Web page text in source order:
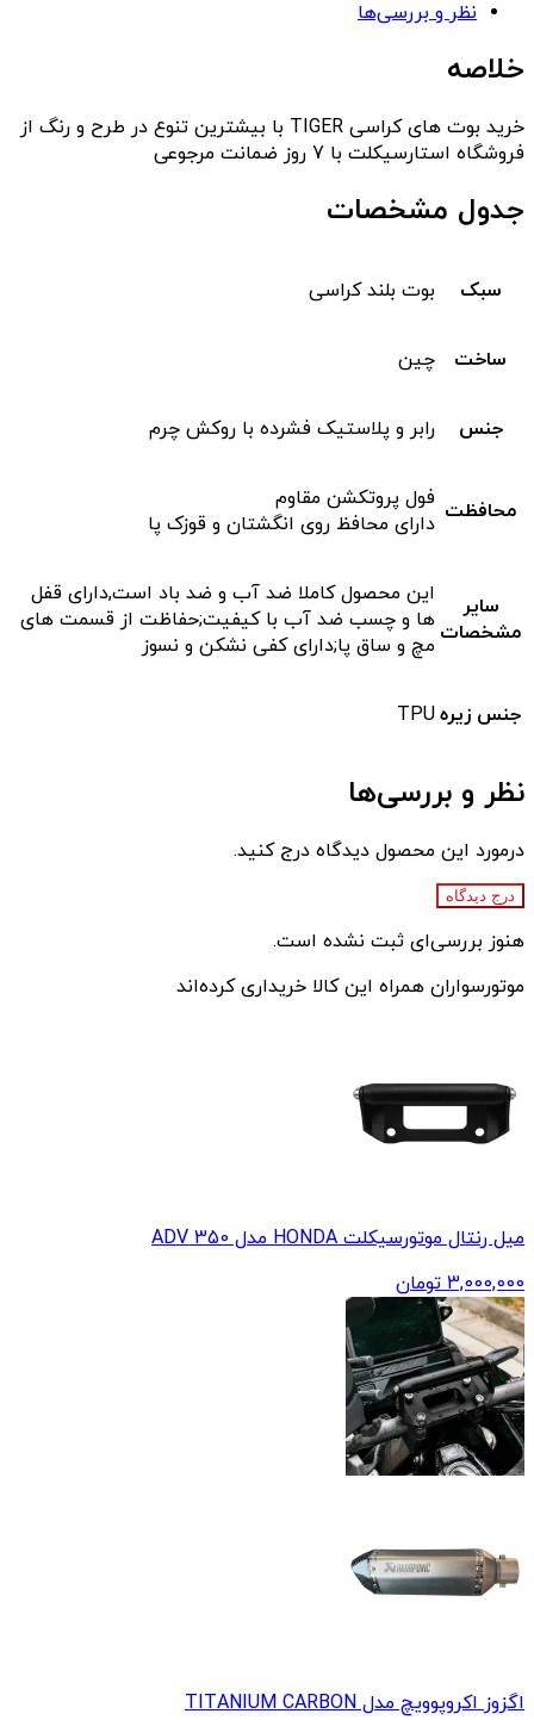
نظر و بررسی‌ها
خلاصه
خرید بوت های کراسی TIGER با بیشترین تنوع در طرح و رنگ از
فروشگاه استارسیکلت با 7 روز ضمانت مرجوعی
جدول مشخصات
سبک بوت بلند کراسی
ساخت چین
جنس رابر و پلاستیک فشرده با روکش چرم
محافظت فول پروتکشن مقاوم
دارای محافظ روی انگشتان و قوزک پا
سایر
مشخصات
این محصول کاملا ضد آب و ضد باد است,دارای قفل
ها و چسب ضد آب با کیفیت;حفاظت از قسمت های
مچ و ساق پا;دارای کفی نشکن و نسوز
جنس زیرهTPU
نظر و بررسی‌ها
درمورد این محصول دیدگاه درج کنید.
درج دیدگاه
هنوز بررسی‌ای ثبت نشده است.
موتورسواران همراه این کالا خریداری کرده‌اند
میل رنتال موتورسیکلت HONDA مدل ADV 350
3,000,000 تومان
اگزوز اکروپوویچ مدل TITANIUM CARBON